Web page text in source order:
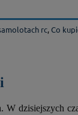
rc,Co
dzisiejszych